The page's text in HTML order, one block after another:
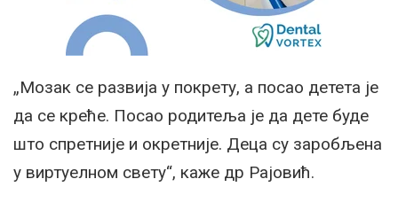
„Мозак се развија у покрету, а посао детета је
да се креће. Посао родитеља је да дете буде
што спретније и окретније. Деца су заробљена
у виртуелном свету“, каже др Рајовић.